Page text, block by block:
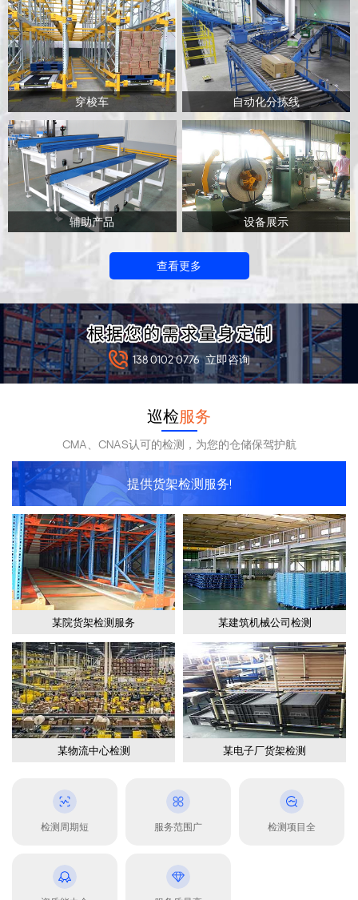
穿梭车 自动化分拣线
辅助产品 设备展示
查看更多
138 0102 0776 立即咨询
巡检服务
CMA、CNAS认可的检测，为您的仓储保驾护航
提供货架检测服务!
某院货架检测服务 某建筑机械公司检测
某物流中心检测 某电子厂货架检测
检测周期短 服务范围广 检测项目全